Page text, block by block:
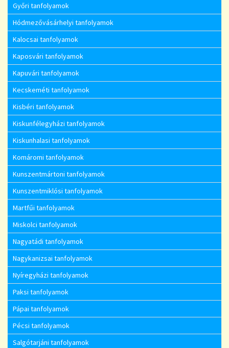
Győri tanfolyamok
Hódmezővásárhelyi tanfolyamok
Kalocsai tanfolyamok
Kaposvári tanfolyamok
Kapuvári tanfolyamok
Kecskeméti tanfolyamok
Kisbéri tanfolyamok
Kiskunfélegyházi tanfolyamok
Kiskunhalasi tanfolyamok
Komáromi tanfolyamok
Kunszentmártoni tanfolyamok
Kunszentmiklósi tanfolyamok
Martfűi tanfolyamok
Miskolci tanfolyamok
Nagyatádi tanfolyamok
Nagykanizsai tanfolyamok
Nyíregyházi tanfolyamok
Paksi tanfolyamok
Pápai tanfolyamok
Pécsi tanfolyamok
Salgótarjáni tanfolyamok